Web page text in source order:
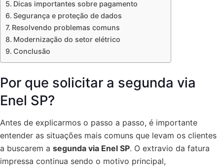
Dicas importantes sobre pagamento
Segurança e proteção de dados
Resolvendo problemas comuns
Modernização do setor elétrico
Conclusão
Por que solicitar a segunda via
Enel SP?
Antes de explicarmos o passo a passo, é importante
entender as situações mais comuns que levam os clientes
a buscarem a segunda via Enel SP. O extravio da fatura
impressa continua sendo o motivo principal,